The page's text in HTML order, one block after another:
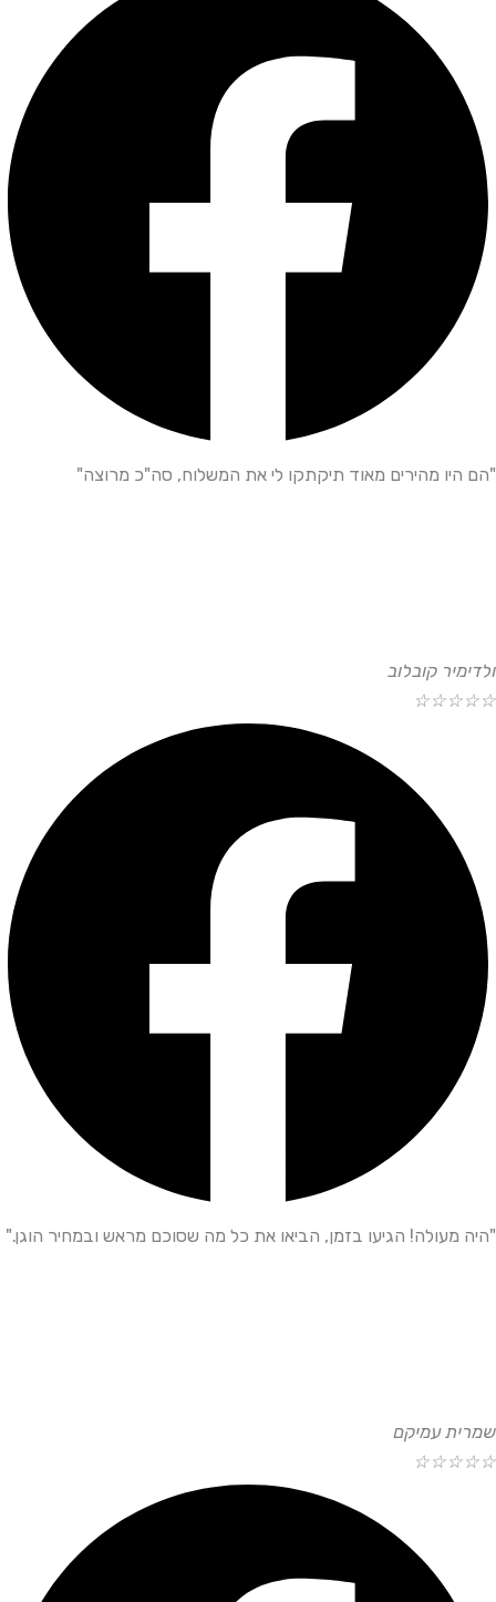
"הם היו מהירים מאוד תיקתקו לי את המשלוח, סה"כ מרוצה"
ולדימיר קובלוב
☆
☆
☆
☆
☆
"היה מעולה! הגיעו בזמן, הביאו את כל מה שסוכם מראש ובמחיר הוגן."
שמרית עמיקם
☆
☆
☆
☆
☆